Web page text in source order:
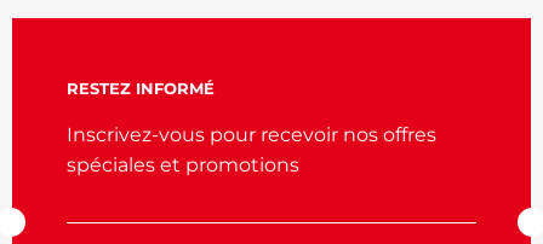
RESTEZ INFORMÉ
Inscrivez-vous pour recevoir nos offres
spéciales et promotions